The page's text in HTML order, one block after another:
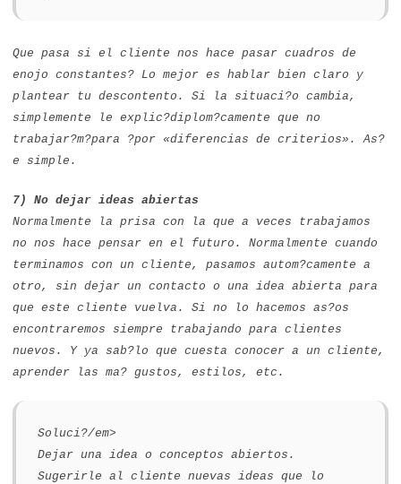
Que pasa si el cliente nos hace pasar cuadros de
enojo constantes? Lo mejor es hablar bien claro y
plantear tu descontento. Si la situaci?o cambia,
simplemente le explic?diplom?camente que no
trabajar?m?para ?por «diferencias de criterios». As?
e simple.
7) No dejar ideas abiertas
Normalmente la prisa con la que a veces trabajamos
no nos hace pensar en el futuro. Normalmente cuando
terminamos con un cliente, pasamos autom?camente a
otro, sin dejar un contacto o una idea abierta para
que este cliente vuelva. Si no lo hacemos as?os
encontraremos siempre trabajando para clientes
nuevos. Y ya sab?lo que cuesta conocer a un cliente,
aprender las ma? gustos, estilos, etc.
Soluci?/em>
Dejar una idea o conceptos abiertos.
Sugerirle al cliente nuevas ideas que lo